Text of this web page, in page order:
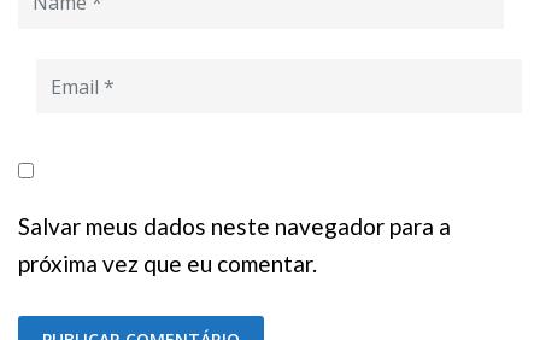
Salvar meus dados neste navegador para a
próxima vez que eu comentar.